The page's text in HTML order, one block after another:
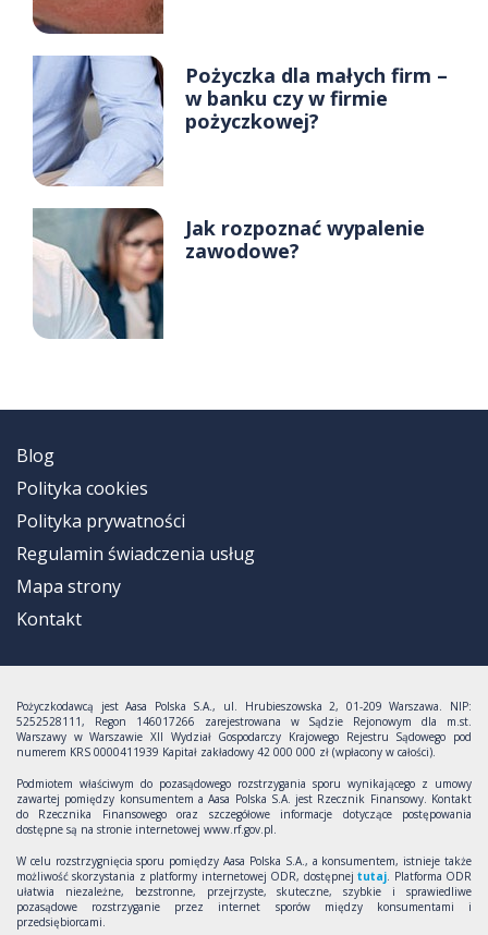
Pożyczka dla małych firm –
w banku czy w firmie
pożyczkowej?
Jak rozpoznać wypalenie
zawodowe?
Blog
Polityka cookies
Polityka prywatności
Regulamin świadczenia usług
Mapa strony
Kontakt
Pożyczkodawcą jest Aasa Polska S.A., ul. Hrubieszowska 2, 01-209 Warszawa. NIP:
5252528111, Regon 146017266 zarejestrowana w Sądzie Rejonowym dla m.st.
Warszawy w Warszawie XII Wydział Gospodarczy Krajowego Rejestru Sądowego pod
numerem KRS 0000411939 Kapitał zakładowy 42 000 000 zł (wpłacony w całości).
Podmiotem właściwym do pozasądowego rozstrzygania sporu wynikającego z umowy
zawartej pomiędzy konsumentem a Aasa Polska S.A. jest Rzecznik Finansowy. Kontakt
do Rzecznika Finansowego oraz szczegółowe informacje dotyczące postępowania
dostępne są na stronie internetowej www.rf.gov.pl.
W celu rozstrzygnięcia sporu pomiędzy Aasa Polska S.A., a konsumentem, istnieje także
możliwość skorzystania z platformy internetowej ODR, dostępnejtutaj. Platforma ODR
ułatwia niezależne, bezstronne, przejrzyste, skuteczne, szybkie i sprawiedliwe
pozasądowe rozstrzyganie przez internet sporów między konsumentami i
przedsiębiorcami.